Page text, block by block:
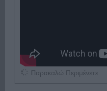
Παρακαλώ Περιμένετε...